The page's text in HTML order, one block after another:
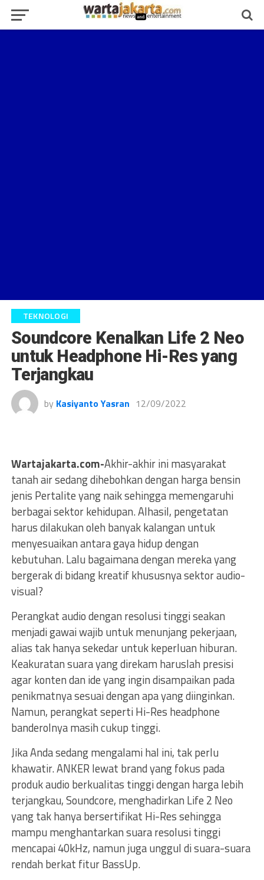
TEKNOLOGI
Soundcore Kenalkan Life 2 Neo
untuk Headphone Hi-Res yang
Terjangkau
by Kasiyanto Yasran 12/09/2022
Wartajakarta.com-Akhir-akhir ini masyarakat
tanah air sedang dihebohkan dengan harga bensin
jenis Pertalite yang naik sehingga memengaruhi
berbagai sektor kehidupan. Alhasil, pengetatan
harus dilakukan oleh banyak kalangan untuk
menyesuaikan antara gaya hidup dengan
kebutuhan. Lalu bagaimana dengan mereka yang
bergerak di bidang kreatif khususnya sektor audio-
visual?
Perangkat audio dengan resolusi tinggi seakan
menjadi gawai wajib untuk menunjang pekerjaan,
alias tak hanya sekedar untuk keperluan hiburan.
Keakuratan suara yang direkam haruslah presisi
agar konten dan ide yang ingin disampaikan pada
penikmatnya sesuai dengan apa yang diinginkan.
Namun, perangkat seperti Hi-Res headphone
banderolnya masih cukup tinggi.
Jika Anda sedang mengalami hal ini, tak perlu
khawatir. ANKER lewat brand yang fokus pada
produk audio berkualitas tinggi dengan harga lebih
terjangkau, Soundcore, menghadirkan Life 2 Neo
yang tak hanya bersertifikat Hi-Res sehingga
mampu menghantarkan suara resolusi tinggi
mencapai 40kHz, namun juga unggul di suara-suara
rendah berkat fitur BassUp.